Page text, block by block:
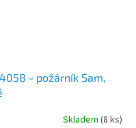
- požárník Sam,
Skladem (8 ks)